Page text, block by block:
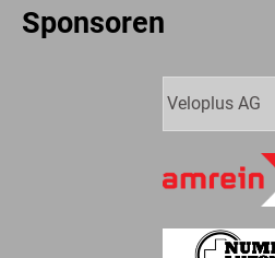
Sponsoren
Veloplus AG